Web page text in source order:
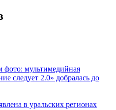
фото: мультимедийная
следует 2.0» добралась до
в уральских регионах